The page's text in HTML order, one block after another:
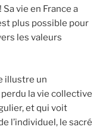
vie en France a
plus possible pour
les valeurs
illustre un
la vie collective
et qui voit
l’individuel, le sacré